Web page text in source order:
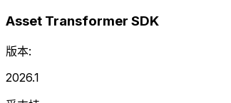
Asset Transformer SDK
版本:
2026.1